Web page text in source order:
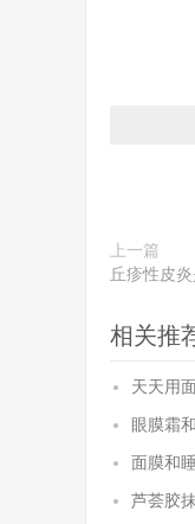
上一篇
丘疹性皮
相关推
天天用
眼膜霜
面膜和
芦荟胶